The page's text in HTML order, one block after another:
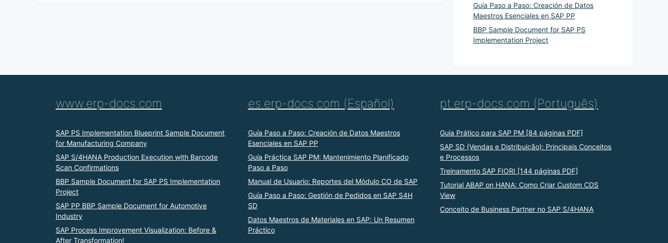
Guía Paso a Paso: Creación de Datos
Maestros Esenciales en SAP PP
BBP Sample Document for SAP PS
Implementation Project
www.erp-docs.com
SAP PS Implementation Blueprint Sample Document
for Manufacturing Company
SAP S/4HANA Production Execution with Barcode
Scan Confirmations
BBP Sample Document for SAP PS Implementation
Project
SAP PP BBP Sample Document for Automotive
Industry
SAP Process Improvement Visualization: Before &
After Transformation!
es.erp-docs.com (Español)
Guía Paso a Paso: Creación de Datos Maestros
Esenciales en SAP PP
Guía Práctica SAP PM: Mantenimiento Planificado
Paso a Paso
Manual de Usuario: Reportes del Módulo CO de SAP
Guía Paso a Paso: Gestión de Pedidos en SAP S4H
SD
Datos Maestros de Materiales en SAP: Un Resumen
Práctico
pt.erp-docs.com (Português)
Guia Prático para SAP PM [84 páginas PDF]
SAP SD (Vendas e Distribuição): Principais Conceitos
e Processos
Treinamento SAP FIORI [144 páginas PDF]
Tutorial ABAP on HANA: Como Criar Custom CDS
View
Conceito de Business Partner no SAP S/4HANA